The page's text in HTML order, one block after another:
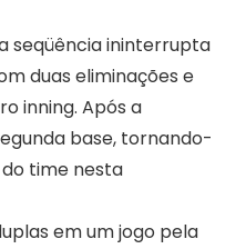
seqüência ininterrupta
duas eliminações e
inning. Após a
base, tornando-
time nesta
em um jogo pela